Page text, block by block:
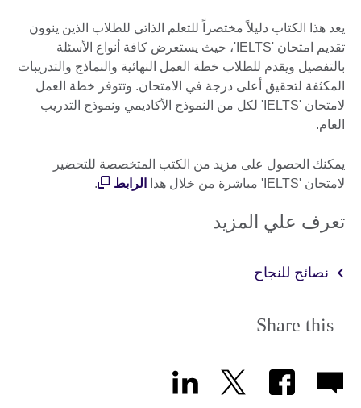
يعد هذا الكتاب دليلاً مختصراً للتعلم الذاتي للطلاب الذين ينوون
تقديم امتحان 'IELTS'، حيث يستعرض كافة أنواع الأسئلة
بالتفصيل ويقدم للطلاب خطة العمل النهائية والنماذج والتدريبات
المكثفة لتحقيق أعلى درجة في الامتحان. وتتوفر خطة العمل
لامتحان 'IELTS' لكل من النموذج الأكاديمي ونموذج التدريب
العام.
يمكنك الحصول على مزيد من الكتب المتخصصة للتحضير
لامتحان 'IELTS' مباشرة من خلال هذا
الرابط .
تعرف علي المزيد
نصائح للنجاح
Share this